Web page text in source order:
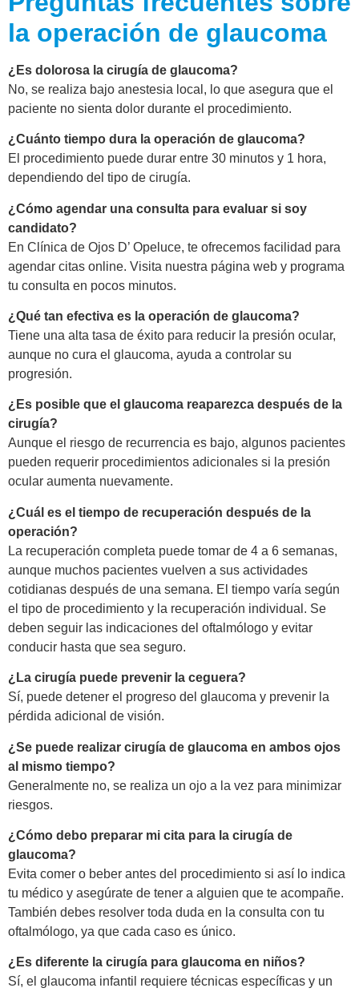
la operación de glaucoma
¿Es dolorosa la cirugía de glaucoma?
No, se realiza bajo anestesia local, lo que asegura que el
paciente no sienta dolor durante el procedimiento.
¿Cuánto tiempo dura la operación de glaucoma?
El procedimiento puede durar entre 30 minutos y 1 hora,
dependiendo del tipo de cirugía.
¿Cómo agendar una consulta para evaluar si soy
candidato?
En Clínica de Ojos D’ Opeluce, te ofrecemos facilidad para
agendar citas online. Visita nuestra página web y programa
tu consulta en pocos minutos.
¿Qué tan efectiva es la operación de glaucoma?
Tiene una alta tasa de éxito para reducir la presión ocular,
aunque no cura el glaucoma, ayuda a controlar su
progresión.
¿Es posible que el glaucoma reaparezca después de la
cirugía?
Aunque el riesgo de recurrencia es bajo, algunos pacientes
pueden requerir procedimientos adicionales si la presión
ocular aumenta nuevamente.
¿Cuál es el tiempo de recuperación después de la
operación?
La recuperación completa puede tomar de 4 a 6 semanas,
aunque muchos pacientes vuelven a sus actividades
cotidianas después de una semana. El tiempo varía según
el tipo de procedimiento y la recuperación individual. Se
deben seguir las indicaciones del oftalmólogo y evitar
conducir hasta que sea seguro.
¿La cirugía puede prevenir la ceguera?
Sí, puede detener el progreso del glaucoma y prevenir la
pérdida adicional de visión.
¿Se puede realizar cirugía de glaucoma en ambos ojos
al mismo tiempo?
Generalmente no, se realiza un ojo a la vez para minimizar
riesgos.
¿Cómo debo preparar mi cita para la cirugía de
glaucoma?
Evita comer o beber antes del procedimiento si así lo indica
tu médico y asegúrate de tener a alguien que te acompañe.
También debes resolver toda duda en la consulta con tu
oftalmólogo, ya que cada caso es único.
¿Es diferente la cirugía para glaucoma en niños?
Sí, el glaucoma infantil requiere técnicas específicas y un